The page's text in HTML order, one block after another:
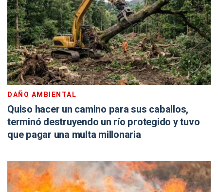
DAÑO AMBIENTAL
Quiso hacer un camino para sus caballos,
terminó destruyendo un río protegido y tuvo
que pagar una multa millonaria